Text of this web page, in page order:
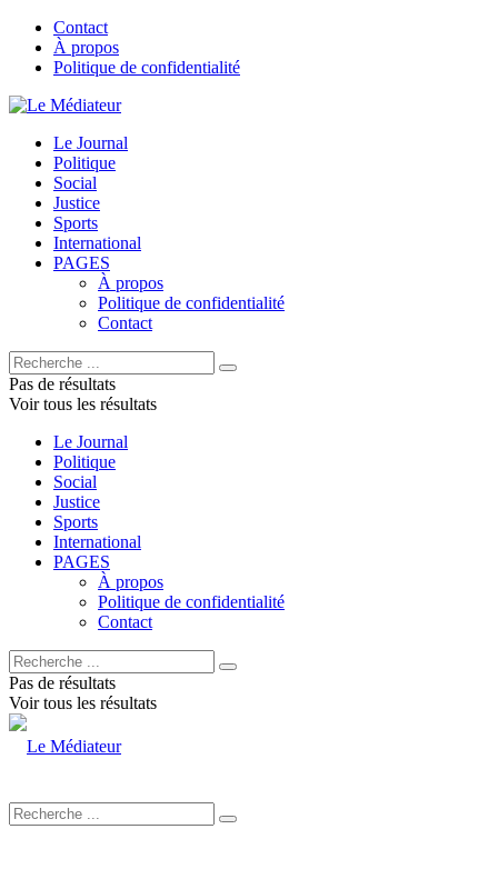
Contact
À propos
Politique de confidentialité
Le Journal
Politique
Social
Justice
Sports
International
PAGES
À propos
Politique de confidentialité
Contact
Pas de résultats
Voir tous les résultats
Le Journal
Politique
Social
Justice
Sports
International
PAGES
À propos
Politique de confidentialité
Contact
Pas de résultats
Voir tous les résultats